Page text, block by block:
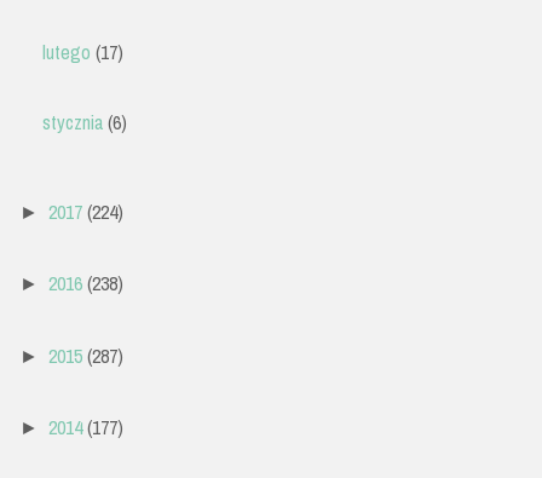
lutego (17)
stycznia(6)
► 2017(224)
► 2016(238)
► 2015(287)
► 2014(177)